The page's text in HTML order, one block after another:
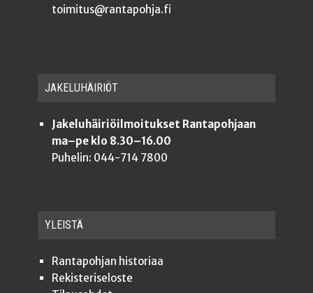
toimitus@rantapohja.fi
JAKE­LU­HÄI­RIÖT
Jakeluhäiriöilmoitukset Rantapohjaan
ma–pe klo 8.30–16.00
Puhelin: 044-714 7800
YLEISTÄ
Ran­ta­poh­jan historiaa
Rekis­te­ri­se­los­te